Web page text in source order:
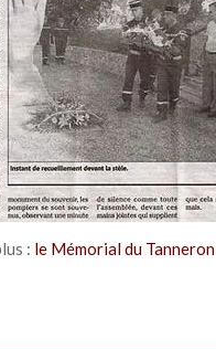
sur la cérémonie
le Mémorial du
Tanneron
: le Mémorial du Tanneron